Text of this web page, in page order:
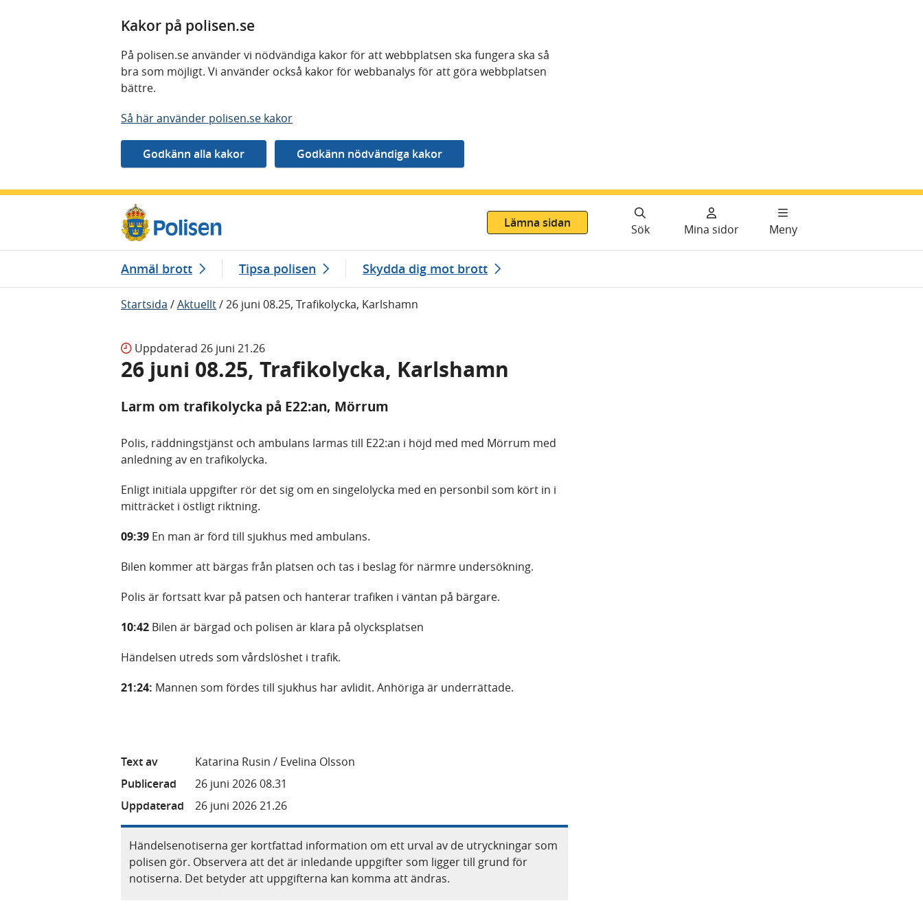
Kakor på polisen.se
På polisen.se använder vi nödvändiga kakor för att webbplatsen ska fungera ska så
bra som möjligt. Vi använder också kakor för webbanalys för att göra webbplatsen
bättre.
Så här använder polisen.se kakor
Lämna sidan
Sök Mina sidor Meny
Anmäl brott Tipsa polisen Skydda dig mot brott
Startsida /Aktuellt/26 juni 08.25, Trafikolycka, Karlshamn
Uppdaterad 26 juni 21.26
26 juni 08.25, Trafikolycka, Karlshamn
Larm om trafikolycka på E22:an, Mörrum
Polis, räddningstjänst och ambulans larmas till E22:an i höjd med med Mörrum med
anledning av en trafikolycka.
Enligt initiala uppgifter rör det sig om en singelolycka med en personbil som kört in i
mitträcket i östligt riktning.
09:39 En man är förd till sjukhus med ambulans.
Bilen kommer att bärgas från platsen och tas i beslag för närmre undersökning.
Polis är fortsatt kvar på patsen och hanterar trafiken i väntan på bärgare.
10:42 Bilen är bärgad och polisen är klara på olycksplatsen
Händelsen utreds som vårdslöshet i trafik.
21:24: Mannen som fördes till sjukhus har avlidit. Anhöriga är underrättade.
Text av
Katarina Rusin / Evelina Olsson
Publicerad
26 juni 2026 08.31
Uppdaterad
26 juni 2026 21.26
Händelsenotiserna ger kortfattad information om ett urval av de utryckningar som
polisen gör. Observera att det är inledande uppgifter som ligger till grund för
notiserna. Det betyder att uppgifterna kan komma att ändras.